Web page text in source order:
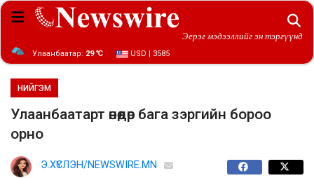
Эерэг мэдээллийг эн тэргүүнд
Улаанбаатар: 29 ℃ USD | 3585
НИЙГЭМ
Улаанбаатарт өнөөдөр бага зэргийн бороо
орно
Э.ХҮСЛЭН/NEWSWIRE.MN